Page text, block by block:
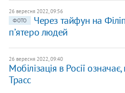
26 вересня 2022, 09:56
ФОТО
Через тайфун на
пʼятеро людей
26 вересня 2022, 09:40
Мобілізація в Росії
Трасс